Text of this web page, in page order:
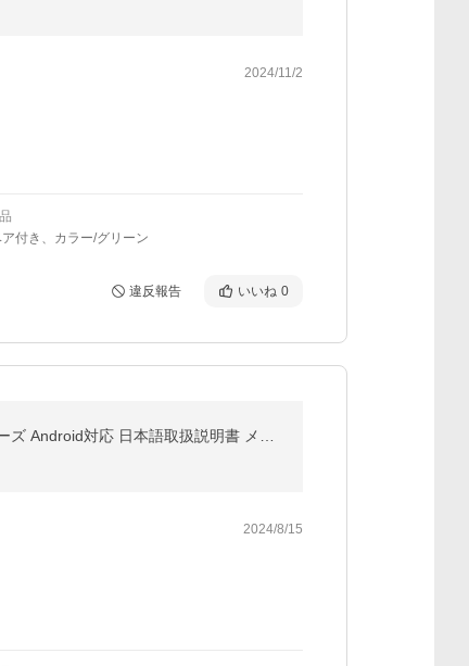
2024/11/2
付き、カラー/グリーン
違反報告 いいね 0
2024/8/15